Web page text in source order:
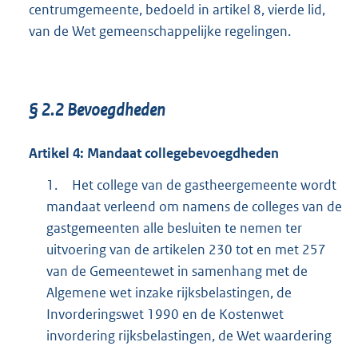
centrumgemeente, bedoeld in artikel 8, vierde lid,
van de Wet gemeenschappelijke regelingen.
§ 2.2 Bevoegdheden
Artikel 4: Mandaat collegebevoegdheden
1.
Het college van de gastheergemeente wordt
mandaat verleend om namens de colleges van de
gastgemeenten alle besluiten te nemen ter
uitvoering van de artikelen 230 tot en met 257
van de Gemeentewet in samenhang met de
Algemene wet inzake rijksbelastingen, de
Invorderingswet 1990 en de Kostenwet
invordering rijksbelastingen, de Wet waardering